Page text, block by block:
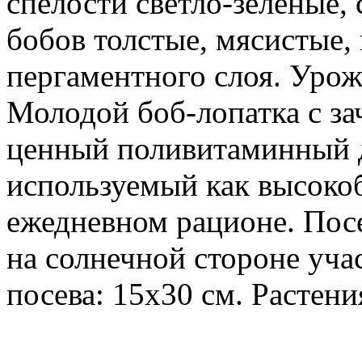
бобов толстые, мясистые,
пергаментного слоя.
Молодой боб-лопатка с
ценный поливитаминный
используемый как
ежедневном рационе.
на солнечной стороне
посева: 15x30 см.